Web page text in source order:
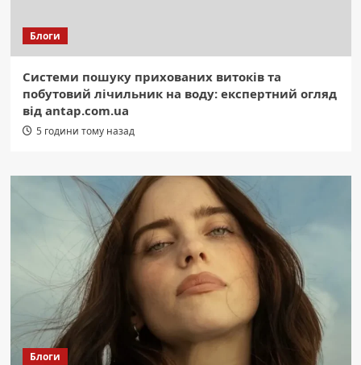
Блоги
Системи пошуку прихованих витоків та
побутовий лічильник на воду: експертний огляд
від antap.com.ua
5 години тому назад
Блоги